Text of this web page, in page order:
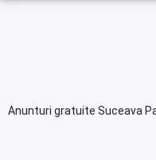
Anunturi gratuite Suceava